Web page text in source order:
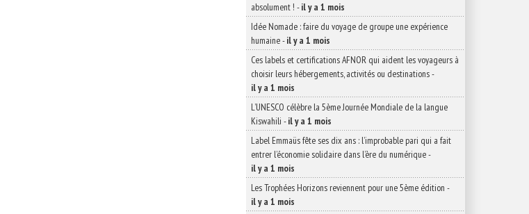
absolument ! -il y a 1 mois
Idée Nomade : faire du voyage de groupe une expérience
humaine-il y a 1 mois
Ces labels et certifications AFNOR qui aident les voyageurs à
choisir leurs hébergements, activités ou destinations-
il y a 1 mois
L’UNESCO célèbre la 5ème Journée Mondiale de la langue
Kiswahili -il y a 1 mois
Label Emmaüs fête ses dix ans : l’improbable pari qui a fait
entrer l’économie solidaire dans l’ère du numérique-
il y a 1 mois
Les Trophées Horizons reviennent pour une 5ème édition -
il y a 1 mois